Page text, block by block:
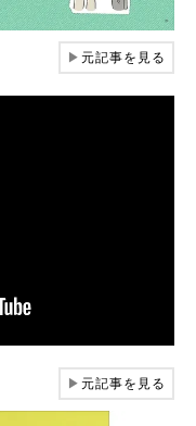
▶元記事を見る
▶元記事を見る